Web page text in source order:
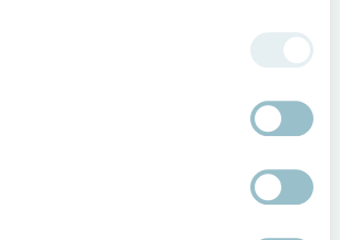
ihre Expertise im Bereich der
alle benötigten Materialien und
zur Verfügung. Außerdem stehen